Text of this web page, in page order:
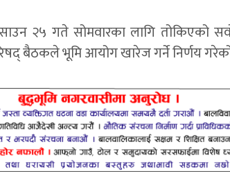
२५ गते सोमवारका लागि तोकिएको
बैठकले भूमि आयोग खारेज गर्ने निर्णय